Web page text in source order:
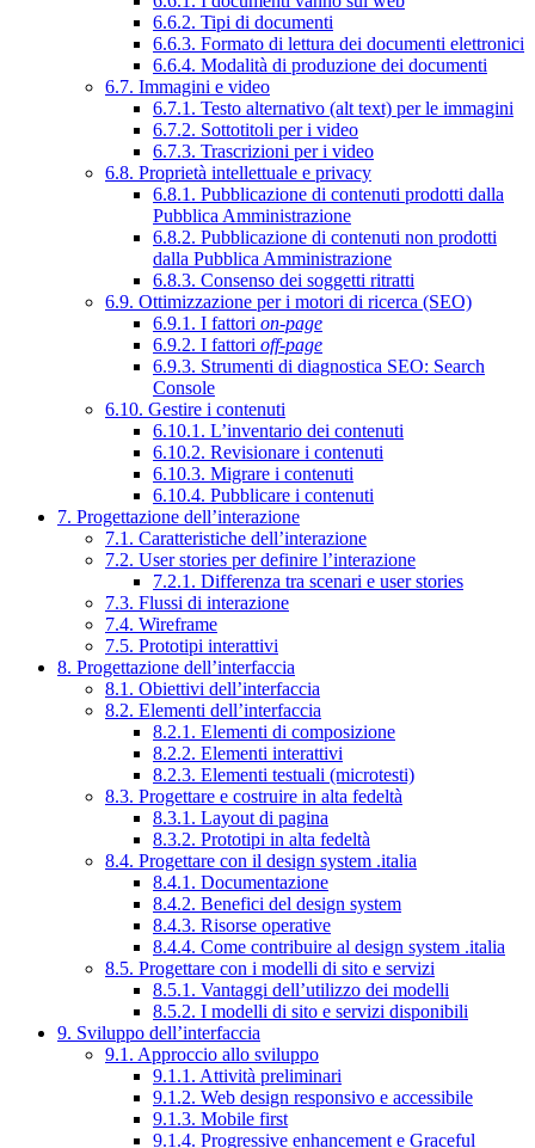
6.6.2. Tipi di documenti
6.6.3. Formato di lettura dei documenti elettronici
6.6.4. Modalità di produzione dei documenti
6.7. Immagini e video
6.7.1. Testo alternativo (alt text) per le immagini
6.7.2. Sottotitoli per i video
6.7.3. Trascrizioni per i video
6.8. Proprietà intellettuale e privacy
6.8.1. Pubblicazione di contenuti prodotti dalla
Pubblica Amministrazione
6.8.2. Pubblicazione di contenuti non prodotti
dalla Pubblica Amministrazione
6.8.3. Consenso dei soggetti ritratti
6.9. Ottimizzazione per i motori di ricerca (SEO)
6.9.1. I fattori on-page
6.9.2. I fattori off-page
6.9.3. Strumenti di diagnostica SEO: Search
Console
6.10. Gestire i contenuti
6.10.1. L’inventario dei contenuti
6.10.2. Revisionare i contenuti
6.10.3. Migrare i contenuti
6.10.4. Pubblicare i contenuti
7. Progettazione dell’interazione
7.1. Caratteristiche dell’interazione
7.2. User stories per definire l’interazione
7.2.1. Differenza tra scenari e user stories
7.3. Flussi di interazione
7.4. Wireframe
7.5. Prototipi interattivi
8. Progettazione dell’interfaccia
8.1. Obiettivi dell’interfaccia
8.2. Elementi dell’interfaccia
8.2.1. Elementi di composizione
8.2.2. Elementi interattivi
8.2.3. Elementi testuali (microtesti)
8.3. Progettare e costruire in alta fedeltà
8.3.1. Layout di pagina
8.3.2. Prototipi in alta fedeltà
8.4. Progettare con il design system .italia
8.4.1. Documentazione
8.4.2. Benefici del design system
8.4.3. Risorse operative
8.4.4. Come contribuire al design system .italia
8.5. Progettare con i modelli di sito e servizi
8.5.1. Vantaggi dell’utilizzo dei modelli
8.5.2. I modelli di sito e servizi disponibili
9. Sviluppo dell’interfaccia
9.1. Approccio allo sviluppo
9.1.1. Attività preliminari
9.1.2. Web design responsivo e accessibile
9.1.3. Mobile first
9.1.4. Progressive enhancement e Graceful